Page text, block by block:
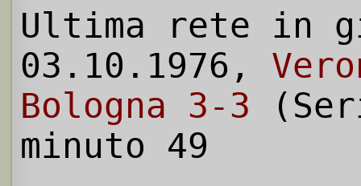
Ultima rete in
03.10.1976,
Bologna 3-3
minuto 49